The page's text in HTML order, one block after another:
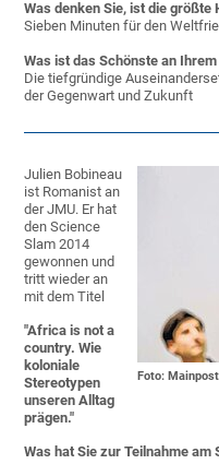
Was denken Sie, ist die größte
Sieben Minuten für den
Was ist das Schönste an Ihrem
Die tiefgründige
der Gegenwart und Zukunft
Foto: Mainpost
Julien Bobineau
ist Romanist an
der JMU. Er hat
den Science
Slam 2014
gewonnen und
tritt wieder an
mit dem Titel
"Africa is not a
country. Wie
koloniale
Stereotypen
unseren Alltag
prägen."
Was hat Sie zur Teilnahme am